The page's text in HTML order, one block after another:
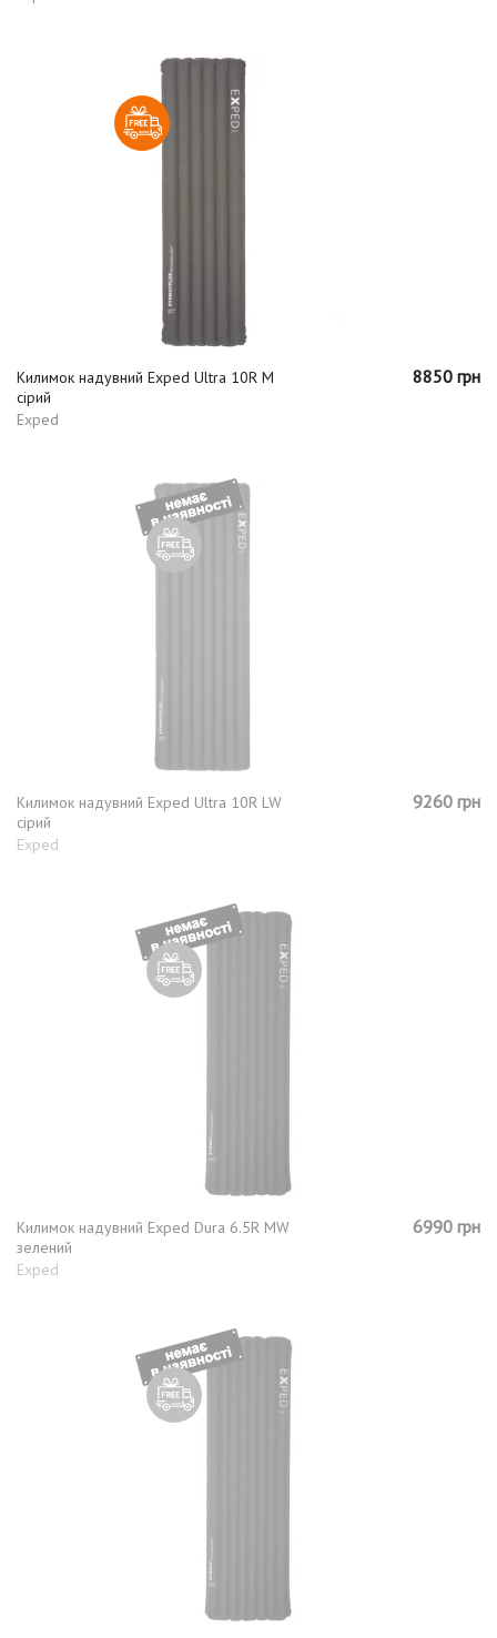
Килимок надувний Exped Ultra 10R M
сірий
Exped
8850 грн
Килимок надувний Exped Ultra 10R LW
сірий
Exped
9260 грн
Килимок надувний Exped Dura 6.5R MW
зелений
Exped
6990 грн